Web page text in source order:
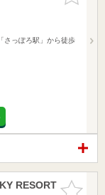
さっぽろ駅」から徒歩
お気に入
RESORT